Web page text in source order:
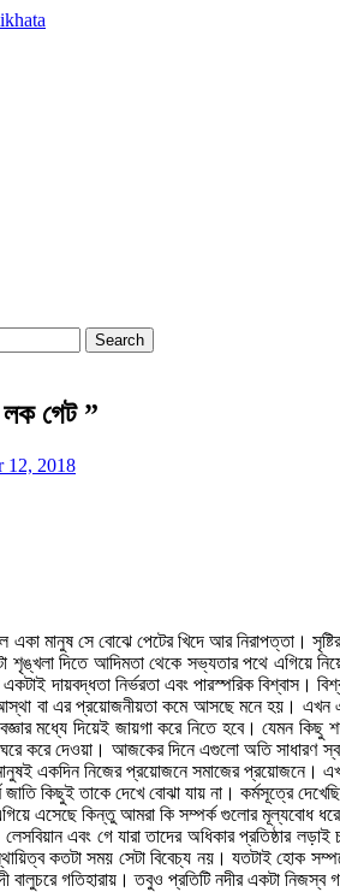
Search
লক গেট ”
12, 2018
একা মানুষ সে বোঝে পেটের খিদে আর নিরাপত্তা।
শৃঙ্খলা দিতে আদিমতা থেকে সভ্যতার পথে এগিয়ে
দায়বদ্ধতা নির্ভরতা এবং পারস্পরিক বিশ্বাস।
আস্থা বা এর প্রয়োজনীয়তা কমে আসছে মনে হয়।
মধ্যে দিয়েই জায়গা করে নিতে হবে। যেমন কিছু
ঘরে করে দেওয়া। আজকের দিনে এগুলো অতি সাধারণ
একদিন নিজের প্রয়োজনে সমাজের প্রয়োজনে।
জাতি কিছুই তাকে দেখে বোঝা যায় না। কর্মসূত্রে
এসেছে কিন্তু আমরা কি সম্পর্ক গুলোর মূল্যবোধ ধরে
এবং গে যারা তাদের অধিকার প্রতিষ্ঠার
কতটা সময় সেটা বিবেচ্য নয়। যতটাই হোক
বালুচরে গতিহারায়। তবুও প্রতিটি নদীর একটা